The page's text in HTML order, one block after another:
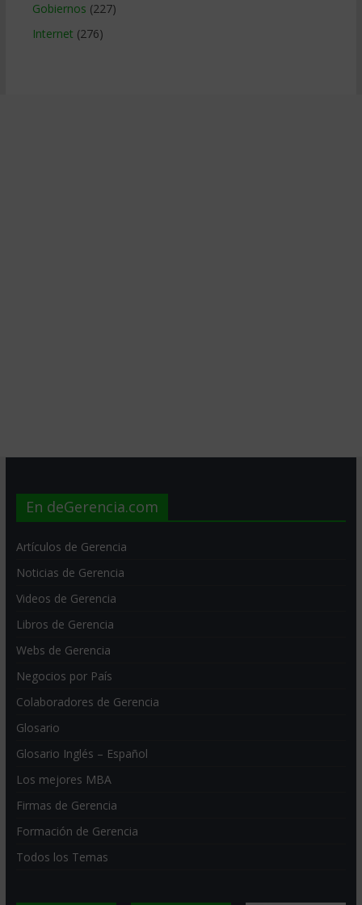
Gobiernos (227)
Internet (276)
En deGerencia.com
Artículos de Gerencia
Noticias de Gerencia
Videos de Gerencia
Libros de Gerencia
Webs de Gerencia
Negocios por País
Colaboradores de Gerencia
Glosario
Glosario Inglés – Español
Los mejores MBA
Firmas de Gerencia
Formación de Gerencia
Todos los Temas